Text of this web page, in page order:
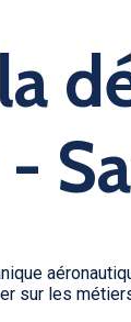
-
sur les